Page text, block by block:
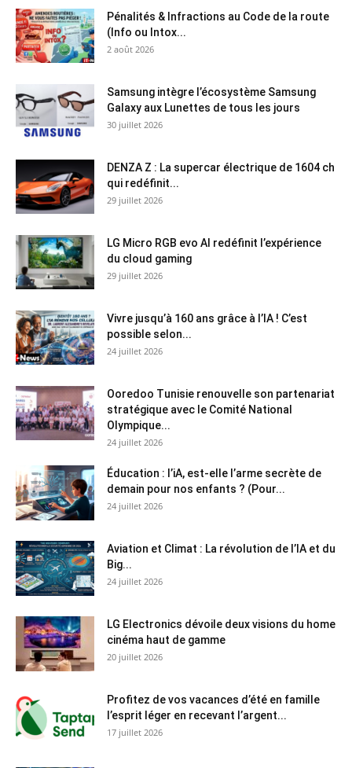
Pénalités & Infractions au Code de la route
(Info ou Intox...
2 août 2026
Samsung intègre l’écosystème Samsung
Galaxy aux Lunettes de tous les jours
30 juillet 2026
DENZA Z : La supercar électrique de 1604 ch
qui redéfinit...
29 juillet 2026
LG Micro RGB evo AI redéfinit l’expérience
du cloud gaming
29 juillet 2026
Vivre jusqu’à 160 ans grâce à l’IA ! C’est
possible selon...
24 juillet 2026
Ooredoo Tunisie renouvelle son partenariat
stratégique avec le Comité National
Olympique...
24 juillet 2026
Éducation : l’iA, est-elle l’arme secrète de
demain pour nos enfants ? (Pour...
24 juillet 2026
Aviation et Climat : La révolution de l’IA et du
Big...
24 juillet 2026
LG Electronics dévoile deux visions du home
cinéma haut de gamme
20 juillet 2026
Profitez de vos vacances d’été en famille
l’esprit léger en recevant l’argent...
17 juillet 2026